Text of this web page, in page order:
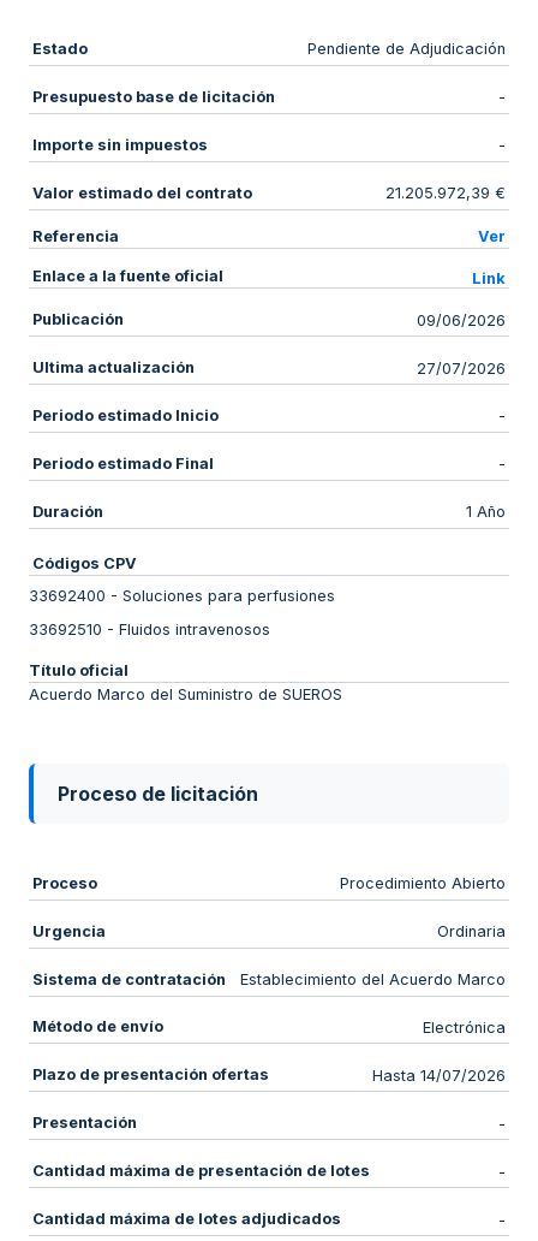
Estado Pendiente de Adjudicación
Presupuesto base de licitación -
Importe sin impuestos -
Valor estimado del contrato 21.205.972,39 €
Referencia Ver
Enlace a la fuente oficial Link
Publicación 09/06/2026
Ultima actualización 27/07/2026
Periodo estimado Inicio -
Periodo estimado Final -
Duración 1 Año
Códigos CPV
33692400 - Soluciones para perfusiones
33692510 - Fluidos intravenosos
Título oficial
Acuerdo Marco del Suministro de SUEROS
Proceso de licitación
Proceso Procedimiento Abierto
Urgencia Ordinaria
Sistema de contratación Establecimiento del Acuerdo Marco
Método de envío Electrónica
Plazo de presentación ofertas Hasta 14/07/2026
Presentación -
Cantidad máxima de presentación de lotes -
Cantidad máxima de lotes adjudicados -